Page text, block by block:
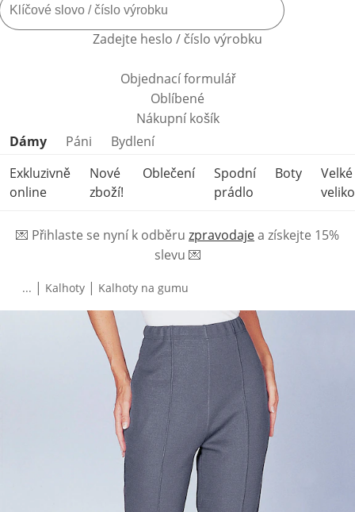
Zadejte heslo / číslo výrobku
Objednací formulář
Oblíbené
Nákupní košík
Přeskočit kategorie produktů
Dámy Páni
Bydlení
Exkluzivně
online
Nové
zboží!
Oblečení
Spodní
prádlo
Boty
Velké
💌 Přihlaste se nyní k odběru zpravodajea získejte 15%
slevu 💌
... | Kalhoty | Kalhoty na gumu